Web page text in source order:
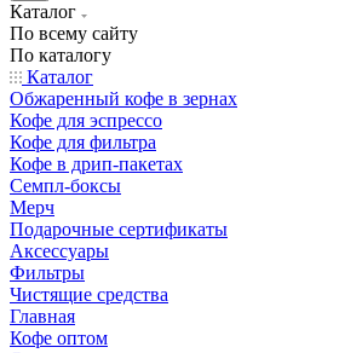
Каталог
По всему сайту
По каталогу
Каталог
Обжаренный кофе в зернах
Кофе для эспрессо
Кофе для фильтра
Кофе в дрип-пакетах
Семпл-боксы
Мерч
Подарочные сертификаты
Аксессуары
Фильтры
Чистящие средства
Главная
Кофе оптом